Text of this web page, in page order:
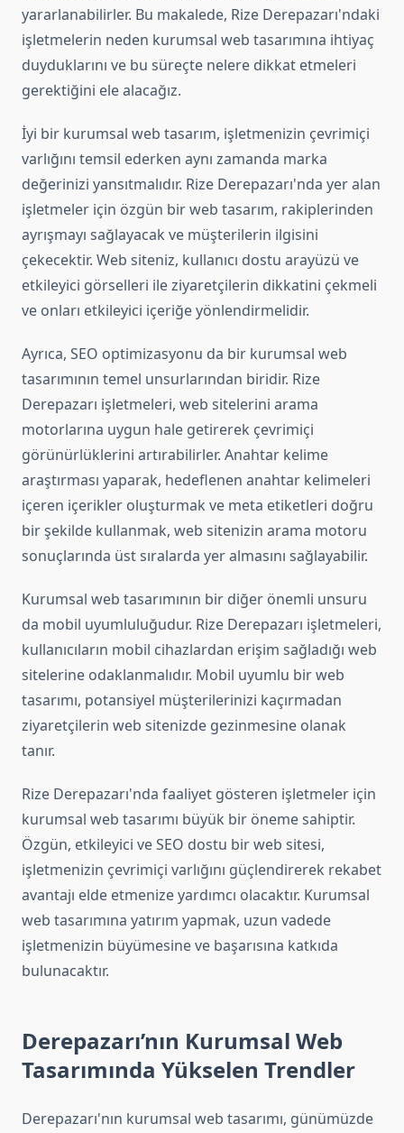
yararlanabilirler. Bu makalede, Rize Derepazarı'ndaki
işletmelerin neden kurumsal web tasarımına ihtiyaç
duyduklarını ve bu süreçte nelere dikkat etmeleri
gerektiğini ele alacağız.
İyi bir kurumsal web tasarım, işletmenizin çevrimiçi
varlığını temsil ederken aynı zamanda marka
değerinizi yansıtmalıdır. Rize Derepazarı'nda yer alan
işletmeler için özgün bir web tasarım, rakiplerinden
ayrışmayı sağlayacak ve müşterilerin ilgisini
çekecektir. Web siteniz, kullanıcı dostu arayüzü ve
etkileyici görselleri ile ziyaretçilerin dikkatini çekmeli
ve onları etkileyici içeriğe yönlendirmelidir.
Ayrıca, SEO optimizasyonu da bir kurumsal web
tasarımının temel unsurlarından biridir. Rize
Derepazarı işletmeleri, web sitelerini arama
motorlarına uygun hale getirerek çevrimiçi
görünürlüklerini artırabilirler. Anahtar kelime
araştırması yaparak, hedeflenen anahtar kelimeleri
içeren içerikler oluşturmak ve meta etiketleri doğru
bir şekilde kullanmak, web sitenizin arama motoru
sonuçlarında üst sıralarda yer almasını sağlayabilir.
Kurumsal web tasarımının bir diğer önemli unsuru
da mobil uyumluluğudur. Rize Derepazarı işletmeleri,
kullanıcıların mobil cihazlardan erişim sağladığı web
sitelerine odaklanmalıdır. Mobil uyumlu bir web
tasarımı, potansiyel müşterilerinizi kaçırmadan
ziyaretçilerin web sitenizde gezinmesine olanak
tanır.
Rize Derepazarı'nda faaliyet gösteren işletmeler için
kurumsal web tasarımı büyük bir öneme sahiptir.
Özgün, etkileyici ve SEO dostu bir web sitesi,
işletmenizin çevrimiçi varlığını güçlendirerek rekabet
avantajı elde etmenize yardımcı olacaktır. Kurumsal
web tasarımına yatırım yapmak, uzun vadede
işletmenizin büyümesine ve başarısına katkıda
bulunacaktır.
Derepazarı’nın Kurumsal Web
Tasarımında Yükselen Trendler
Derepazarı'nın kurumsal web tasarımı, günümüzde